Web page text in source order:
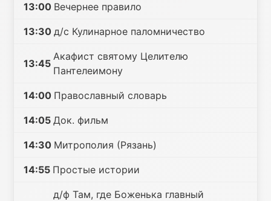
13:00 Вечернее правило
13:30 д/с Кулинарное паломничество
13:45
Акафист святому Целителю
Пантелеимону
14:00 Православный словарь
14:05 Док. фильм
14:30 Митрополия (Рязань)
14:55 Простые истории
д/ф Там, где Боженька главный